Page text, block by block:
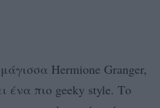
Hermione Granger,
ένα πιο geeky style. Το